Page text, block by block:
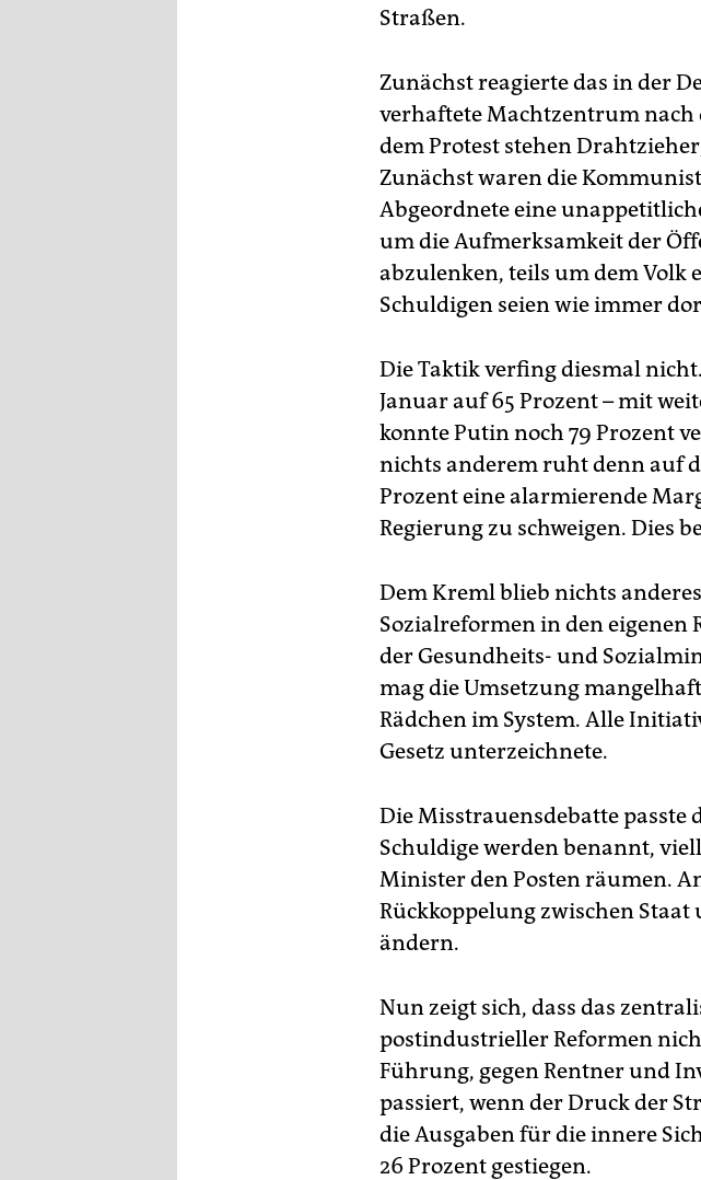
Straßen.
Zunächst reagierte das in der
verhaftete Machtzentrum
dem Protest stehen
Zunächst waren die
Abgeordnete eine
um die Aufmerksamkeit der
abzulenken, teils um dem Volk
Schuldigen seien wie immer
Die Taktik verfing diesmal
Januar auf 65 Prozent – mit
konnte Putin noch 79 Prozent
nichts anderem ruht denn auf
Prozent eine alarmierende
Regierung zu schweigen. Dies
Dem Kreml blieb nichts
Sozialreformen in den eigenen
der Gesundheits- und
mag die Umsetzung
Rädchen im System. Alle
Gesetz unterzeichnete.
Die Misstrauensdebatte passte
Schuldige werden benannt,
Minister den Posten räumen.
Rückkoppelung zwischen
ändern.
Nun zeigt sich, dass das
postindustrieller Reformen
Führung, gegen Rentner und
passiert, wenn der Druck der
die Ausgaben für die innere
26 Prozent gestiegen.